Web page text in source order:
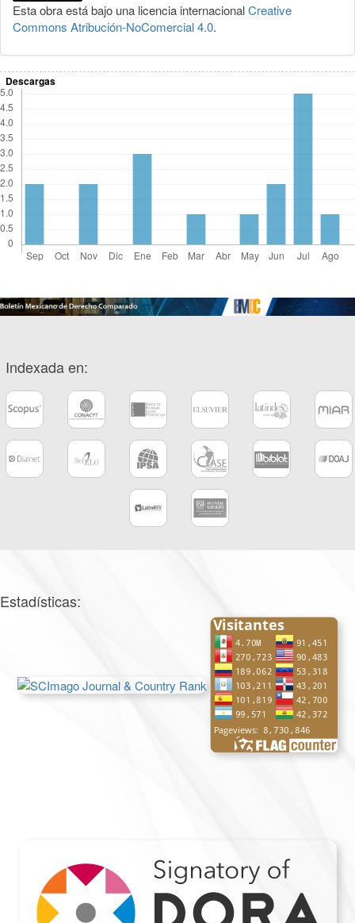
Esta obra está bajo una licencia internacionalCreative
Commons Atribución-NoComercial 4.0.
Descargas
Indexada en:
Estadísticas: